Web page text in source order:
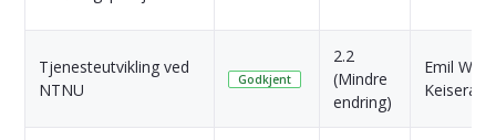
Tjenesteutvikling ved
NTNU
Godkjent
2.2
(Mindre
endring)
Emil
Keiseraas